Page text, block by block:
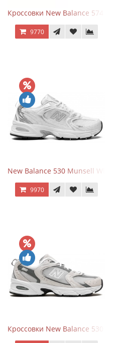
Кроссовки New Balance 574
9770
New Balance 530 Munsell White
9970
Кроссовки New Balance 530